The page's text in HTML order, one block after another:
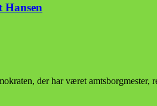
der har været